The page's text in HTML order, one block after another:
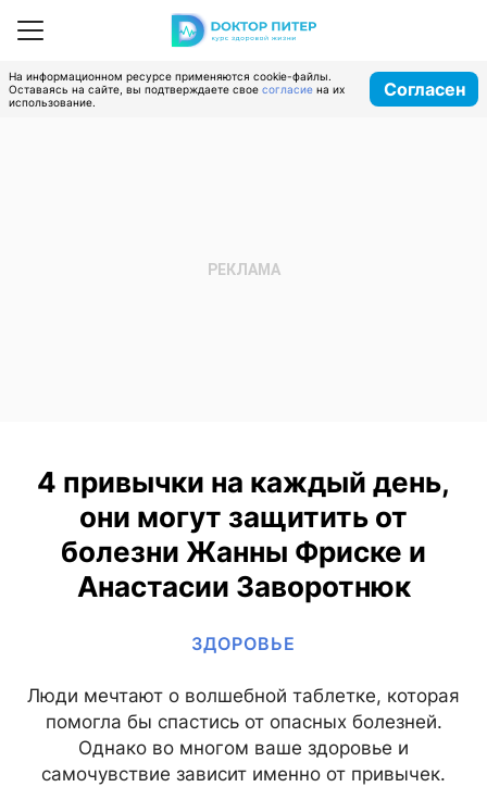
На информационном ресурсе применяются cookie-файлы.
Оставаясь на сайте, вы подтверждаете свое согласие на их
использование.
Согласен
4 привычки на каждый день,
они могут защитить от
болезни Жанны Фриске и
Анастасии Заворотнюк
ЗДОРОВЬЕ
Люди мечтают о волшебной таблетке, которая
помогла бы спастись от опасных болезней.
Однако во многом ваше здоровье и
самочувствие зависит именно от привычек.